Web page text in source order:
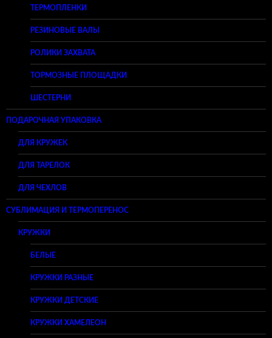
ТЕРМОПЛЕНКИ
РЕЗИНОВЫЕ ВАЛЫ
РОЛИКИ ЗАХВАТА
ТОРМОЗНЫЕ ПЛОЩАДКИ
ШЕСТЕРНИ
ПОДАРОЧНАЯ УПАКОВКА
ДЛЯ КРУЖЕК
ДЛЯ ТАРЕЛОК
ДЛЯ ЧЕХЛОВ
СУБЛИМАЦИЯ И ТЕРМОПЕРЕНОС
КРУЖКИ
БЕЛЫЕ
КРУЖКИ РАЗНЫЕ
КРУЖКИ ДЕТСКИЕ
КРУЖКИ ХАМЕЛЕОН